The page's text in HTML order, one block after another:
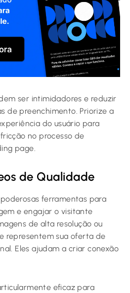
ser intimidadores e reduzir
de preenchimento. Priorize a
do usuário para
no processo de
page.
de Qualidade
ferramentas para
e engajar o visitante
de alta resolução ou
representem sua oferta de
Eles ajudam a criar conexão
eficaz para